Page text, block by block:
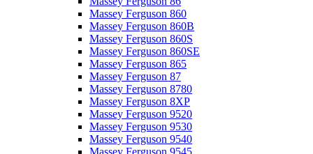
Massey Ferguson 860
Massey Ferguson 860B
Massey Ferguson 860S
Massey Ferguson 860SE
Massey Ferguson 865
Massey Ferguson 87
Massey Ferguson 8780
Massey Ferguson 8XP
Massey Ferguson 9520
Massey Ferguson 9530
Massey Ferguson 9540
Massey Ferguson 9545